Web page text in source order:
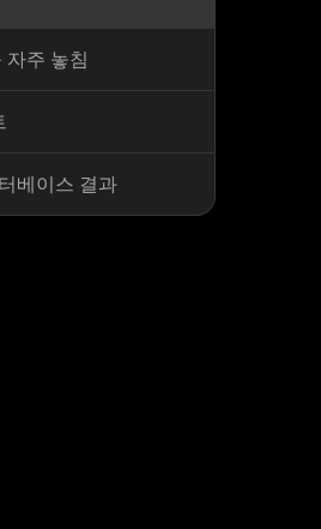
자주 놓침
베이스 결과